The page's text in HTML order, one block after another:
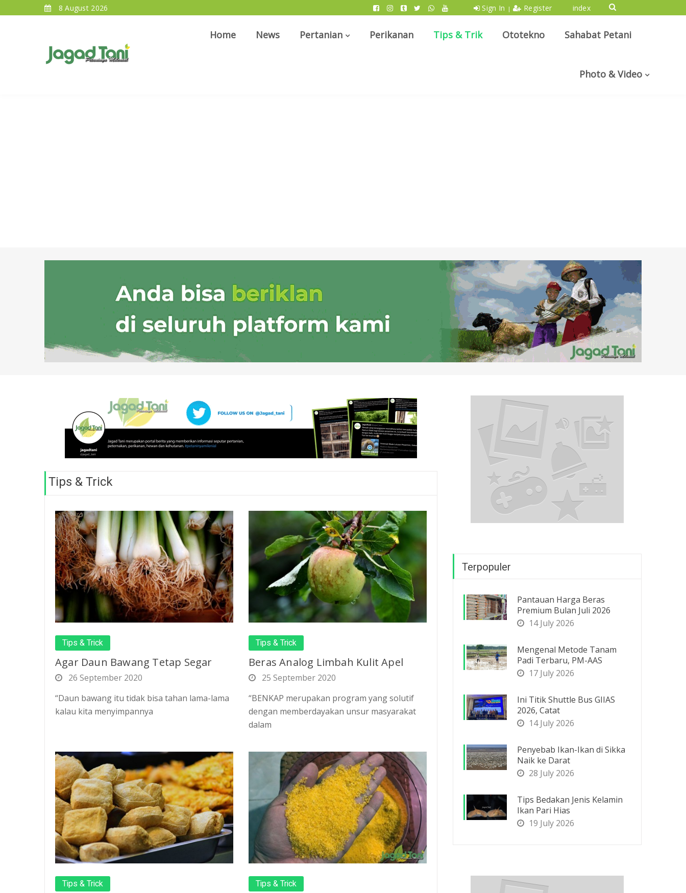
8 August 2026 Sign In | Register index
Home News Pertanian Perikanan Tips & Trik Ototekno Sahabat Petani
Photo & Video
Tips & Trick
Tips & Trick
Agar Daun Bawang Tetap Segar
26 September 2020
“Daun bawang itu tidak bisa tahan lama-lama
kalau kita menyimpannya
Tips & Trick
Beras Analog Limbah Kulit Apel
25 September 2020
“BENKAP merupakan program yang solutif
dengan memberdayakan unsur masyarakat
dalam
Tips & Trick Tips & Trick
Terpopuler
Pantauan Harga Beras
Premium Bulan Juli 2026
14 July 2026
Mengenal Metode Tanam
Padi Terbaru, PM-AAS
17 July 2026
Ini Titik Shuttle Bus GIIAS
2026, Catat
14 July 2026
Penyebab Ikan-Ikan di Sikka
Naik ke Darat
28 July 2026
Tips Bedakan Jenis Kelamin
Ikan Pari Hias
19 July 2026